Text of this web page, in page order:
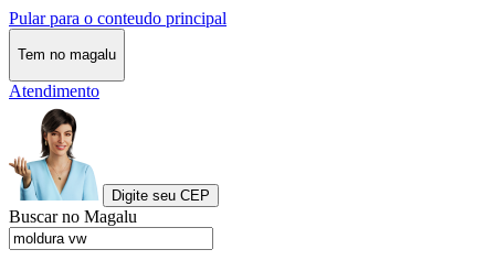
Pular para o conteudo principal
Tem no magalu
Atendimento
Digite seu CEP
Buscar no Magalu